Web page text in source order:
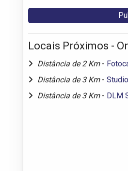
Locais Próximos -
Distância de 2 Km -
Distância de 3 Km -
Distância de 3 Km - DLM